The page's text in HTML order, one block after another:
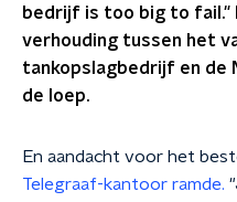
bedrijf is too big to fail."
verhouding tussen het
tankopslagbedrijf en de
de loep.
En aandacht voor het
Telegraaf-kantoor ramde.